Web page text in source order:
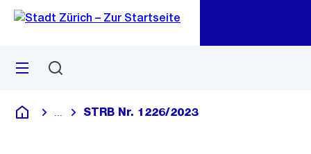
Navigation
Sprunglink
Menü
Deutsch
Blende alle Breadcrumbs ein
STRB Nr. 1226/2023